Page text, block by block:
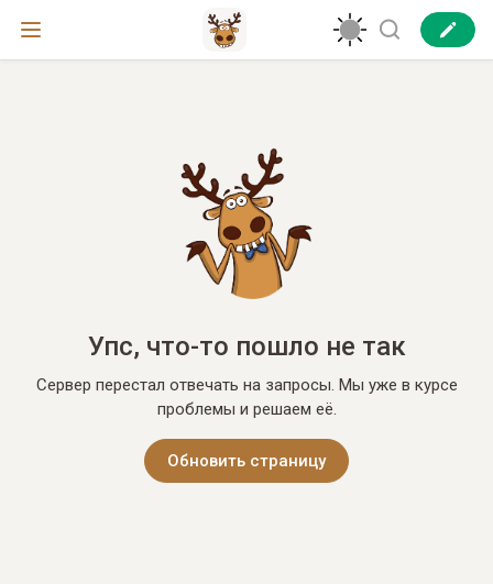
Упс, что-то пошло не так
Сервер перестал отвечать на запросы. Мы уже в курсе
проблемы и решаем её.
Обновить страницу